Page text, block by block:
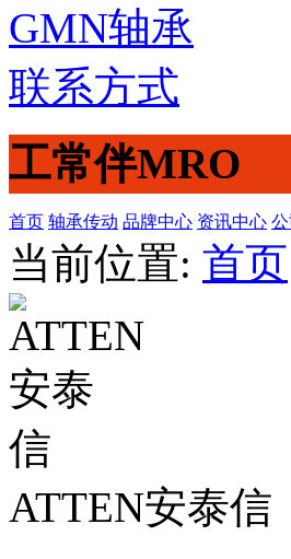
GMN轴承
联系方式
工常伴MRO
首页 轴承传动 品牌中心 资讯中心
当前位置: 首页
ATTEN安泰信